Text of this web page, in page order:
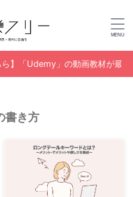
Udemy」の動画教材が最大95％
書き方